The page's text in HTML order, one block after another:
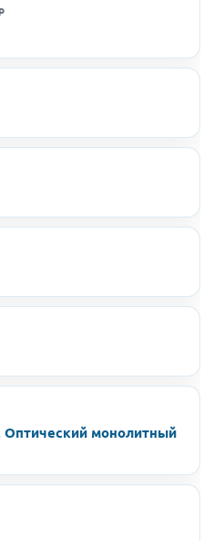
Оптический монолитный